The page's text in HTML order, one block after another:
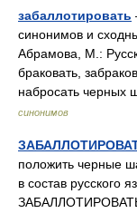
забаллотировать
синонимов и
Абрамова, М.:
браковать,
набросать черных
синонимов
положить черные
в состав русского
ЗАБАЛЛОТИРОВАТЬ